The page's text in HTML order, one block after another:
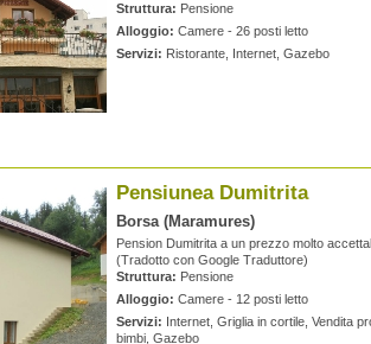
Struttura: Pensione
Alloggio: Camere - 26 posti letto
Servizi: Ristorante, Internet, Gazebo
Pensiunea Dumitrita
Borsa (Maramures)
Pension Dumitrita a un prezzo molto
(Tradotto con Google Traduttore)
Struttura: Pensione
Alloggio: Camere - 12 posti letto
Servizi: Internet, Griglia in cortile, Vendita
bimbi, Gazebo